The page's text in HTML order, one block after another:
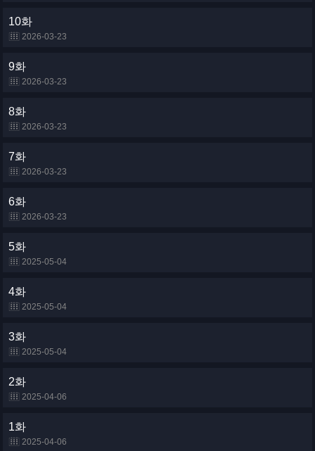
10화
2026-03-23
9화
2026-03-23
8화
2026-03-23
7화
2026-03-23
6화
2026-03-23
5화
2025-05-04
4화
2025-05-04
3화
2025-05-04
2화
2025-04-06
1화
2025-04-06